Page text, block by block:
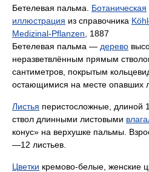
Бетелевая пальма. Ботаническая
иллюстрация из справочника
Medizinal-Pflanzen , 1887
Бетелевая пальма — дерево
неразветвлённым прямым
сантиметров, покрытым
остающимися на месте опавших
Листья перистосложные, длиной
ствол длинными листовыми
конус» на верхушке пальмы.
—12 листьев.
Цветки кремово-белые, женские